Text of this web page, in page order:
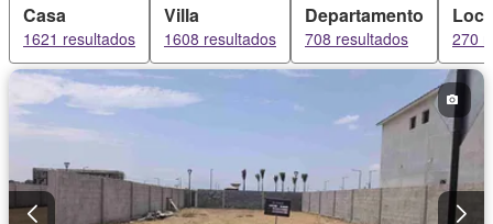
Casa
1621 resultados
Villa
1608 resultados
Departamento
708 resultados 270